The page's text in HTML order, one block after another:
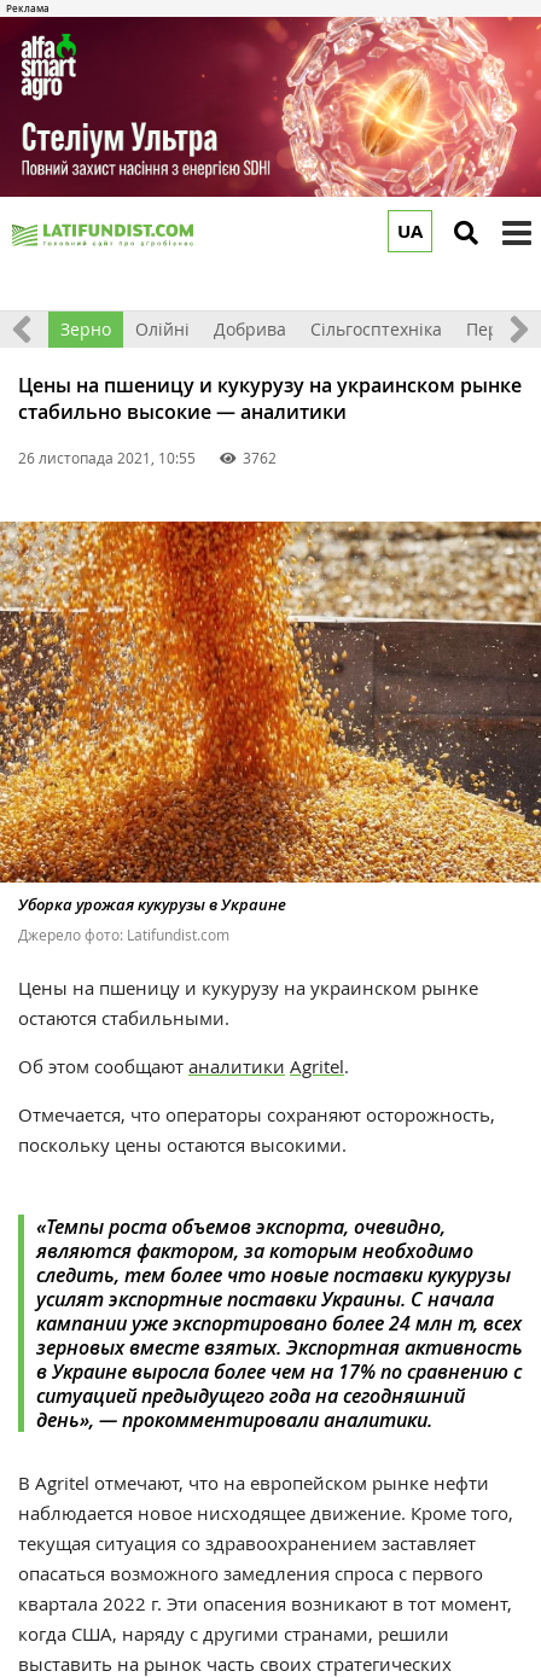
UA
Світ Зерно Олійні Добрива Сільгосптехніка
Цены на пшеницу и кукурузу на украинском рынке
стабильно высокие — аналитики
26 листопада 2021, 10:55 3762
Уборка урожая кукурузы в Украине
Джерело фото: Latifundist.com
Цены на пшеницу и кукурузу на украинском рынке
остаются стабильными.
Об этом сообщают аналитики Agritel.
Отмечается, что операторы сохраняют осторожность,
поскольку цены остаются высокими.
«Темпы роста объемов экспорта, очевидно,
являются фактором, за которым необходимо
следить, тем более что новые поставки кукурузы
усилят экспортные поставки Украины. С начала
кампании уже экспортировано более 24 млн т, всех
зерновых вместе взятых. Экспортная активность
в Украине выросла более чем на 17% по сравнению с
ситуацией предыдущего года на сегодняшний
день», — прокомментировали аналитики.
В Agritel отмечают, что на европейском рынке нефти
наблюдается новое нисходящее движение. Кроме того,
текущая ситуация со здравоохранением заставляет
опасаться возможного замедления спроса с первого
квартала 2022 г. Эти опасения возникают в тот момент,
когда США, наряду с другими странами, решили
выставить на рынок часть своих стратегических